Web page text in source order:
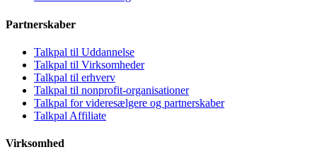
Partnerskaber
Talkpal til Uddannelse
Talkpal til Virksomheder
Talkpal til erhverv
Talkpal til nonprofit-organisationer
Talkpal for videresælgere og partnerskaber
Talkpal Affiliate
Virksomhed